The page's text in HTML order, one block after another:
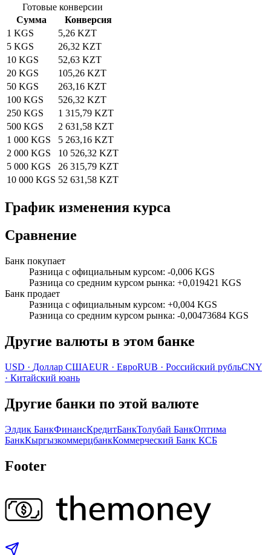
Готовые конверсии
Сумма
Конверсия
1 KGS
5,26 KZT
5 KGS
26,32 KZT
10 KGS
52,63 KZT
20 KGS
105,26 KZT
50 KGS
263,16 KZT
100 KGS
526,32 KZT
250 KGS
1 315,79 KZT
500 KGS
2 631,58 KZT
1 000 KGS
5 263,16 KZT
2 000 KGS
10 526,32 KZT
5 000 KGS
26 315,79 KZT
10 000 KGS 52 631,58 KZT
График изменения курса
Сравнение
Банк покупает
Разница с официальным курсом: -0,006 KGS
Разница со средним курсом рынка: +0,019421 KGS
Банк продает
Разница с официальным курсом: +0,004 KGS
Разница со средним курсом рынка: -0,00473684 KGS
Другие валюты в этом банке
USD · Доллар СШАEUR · ЕвроRUB · Российский рубльCNY
· Китайский юань
Другие банки по этой валюте
Элдик БанкФинансКредитБанкТолубай БанкОптима
БанкКыргызкоммерцбанкКоммерческий Банк КСБ
Footer